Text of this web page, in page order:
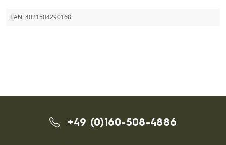
EAN:4021504290168
+49 (0)160-508-4886